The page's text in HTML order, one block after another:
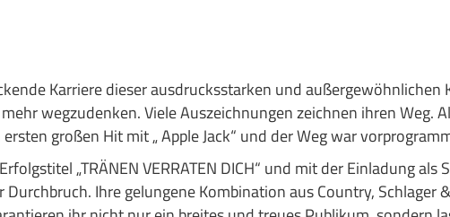
Karriere dieser ausdrucksstarken und außergewöhnlichen
wegzudenken. Viele Auszeichnungen zeichnen ihren Weg.
großen Hit mit „ Apple Jack“ und der Weg war
„TRÄNEN VERRATEN DICH“ und mit der Einladung
Ihre gelungene Kombination aus Country, Schlager